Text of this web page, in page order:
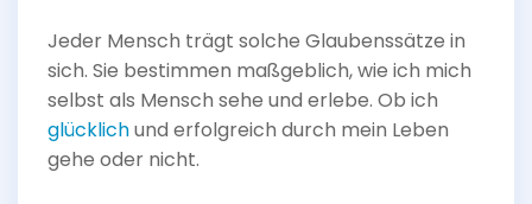
Jeder Mensch trägt solche Glaubenssätze in
sich. Sie bestimmen maßgeblich, wie ich mich
selbst als Mensch sehe und erlebe. Ob ich
glücklichund erfolgreich durch mein Leben
gehe oder nicht.